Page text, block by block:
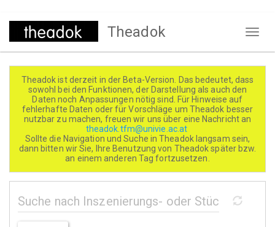
Direkt
Theadok
Theadok ist derzeit in der Beta-Version. Das bedeutet, dass
sowohl bei den Funktionen, der Darstellung als auch den
Daten noch Anpassungen nötig sind. Für Hinweise auf
fehlerhafte Daten oder für Vorschläge um Theadok besser
nutzbar zu machen, freuen wir uns über eine Nachricht an
theadok.tfm@univie.ac.at
Sollte die Navigation und Suche in Theadok langsam sein,
dann bitten wir Sie, Ihre Benutzung von Theadok später bzw.
an einem anderen Tag fortzusetzen.